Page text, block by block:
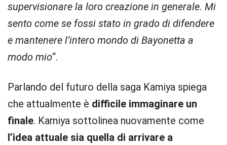
supervisionare la loro creazione in generale. Mi
sento come se fossi stato in grado di difendere
e mantenere l’intero mondo di Bayonetta a
modo mio“.
Parlando del futuro della saga Kamiya spiega
che attualmente è difficile immaginare un
finale. Kamiya sottolinea nuovamente come
l’idea attuale sia quella di arrivare a